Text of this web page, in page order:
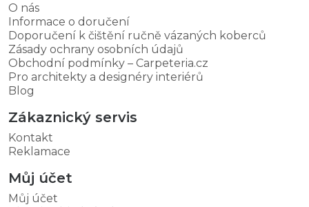
O nás
Informace o doručení
Doporučení k čištění ručně vázaných koberců
Zásady ochrany osobních údajů
Obchodní podmínky – Carpeteria.cz
Pro architekty a designéry interiérů
Blog
Zákaznický servis
Kontakt
Reklamace
Můj účet
Můj účet